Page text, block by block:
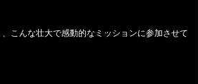
こんな壮大で感動的なミッションに参加させて